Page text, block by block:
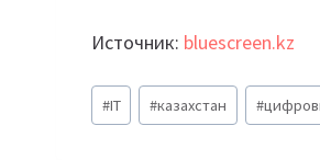
Источник: bluescreen.kz
Метки
записи:
#IT #казахстан #